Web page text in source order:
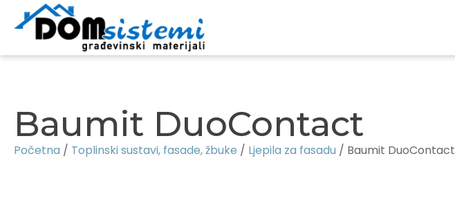
Baumit DuoContact
Početna / Toplinski sustavi, fasade, žbuke / Ljepila za fasadu / Baumit DuoContact